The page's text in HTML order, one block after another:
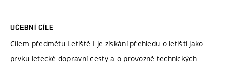
UČEBNÍ CÍLE
Cílem předmětu Letiště I je získání přehledu o letišti jako
prvku letecké dopravní cesty a o provozně technických